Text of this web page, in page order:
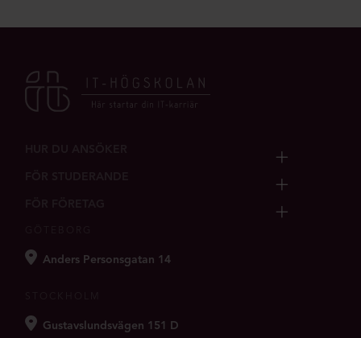
Anders Personsgatan 14
Gustavslundsvägen 151 D